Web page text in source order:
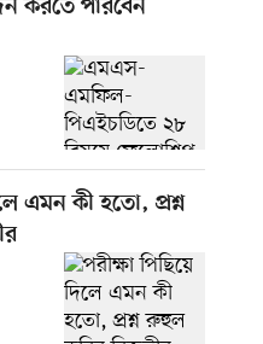
করতে পারবেন
এমন কী হতো, প্রশ্ন